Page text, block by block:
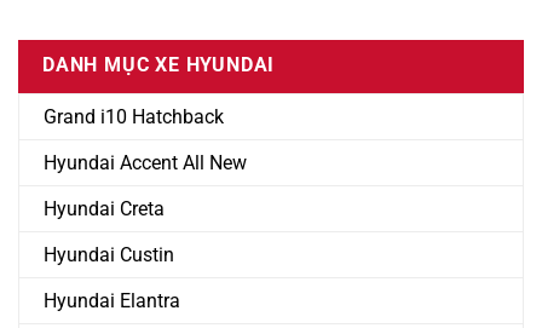
DANH MỤC XE HYUNDAI
Grand i10 Hatchback
Hyundai Accent All New
Hyundai Creta
Hyundai Custin
Hyundai Elantra